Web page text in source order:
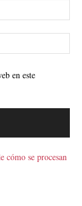
en este
cómo se procesan